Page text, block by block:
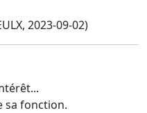
2023-09-02)
sa fonction.